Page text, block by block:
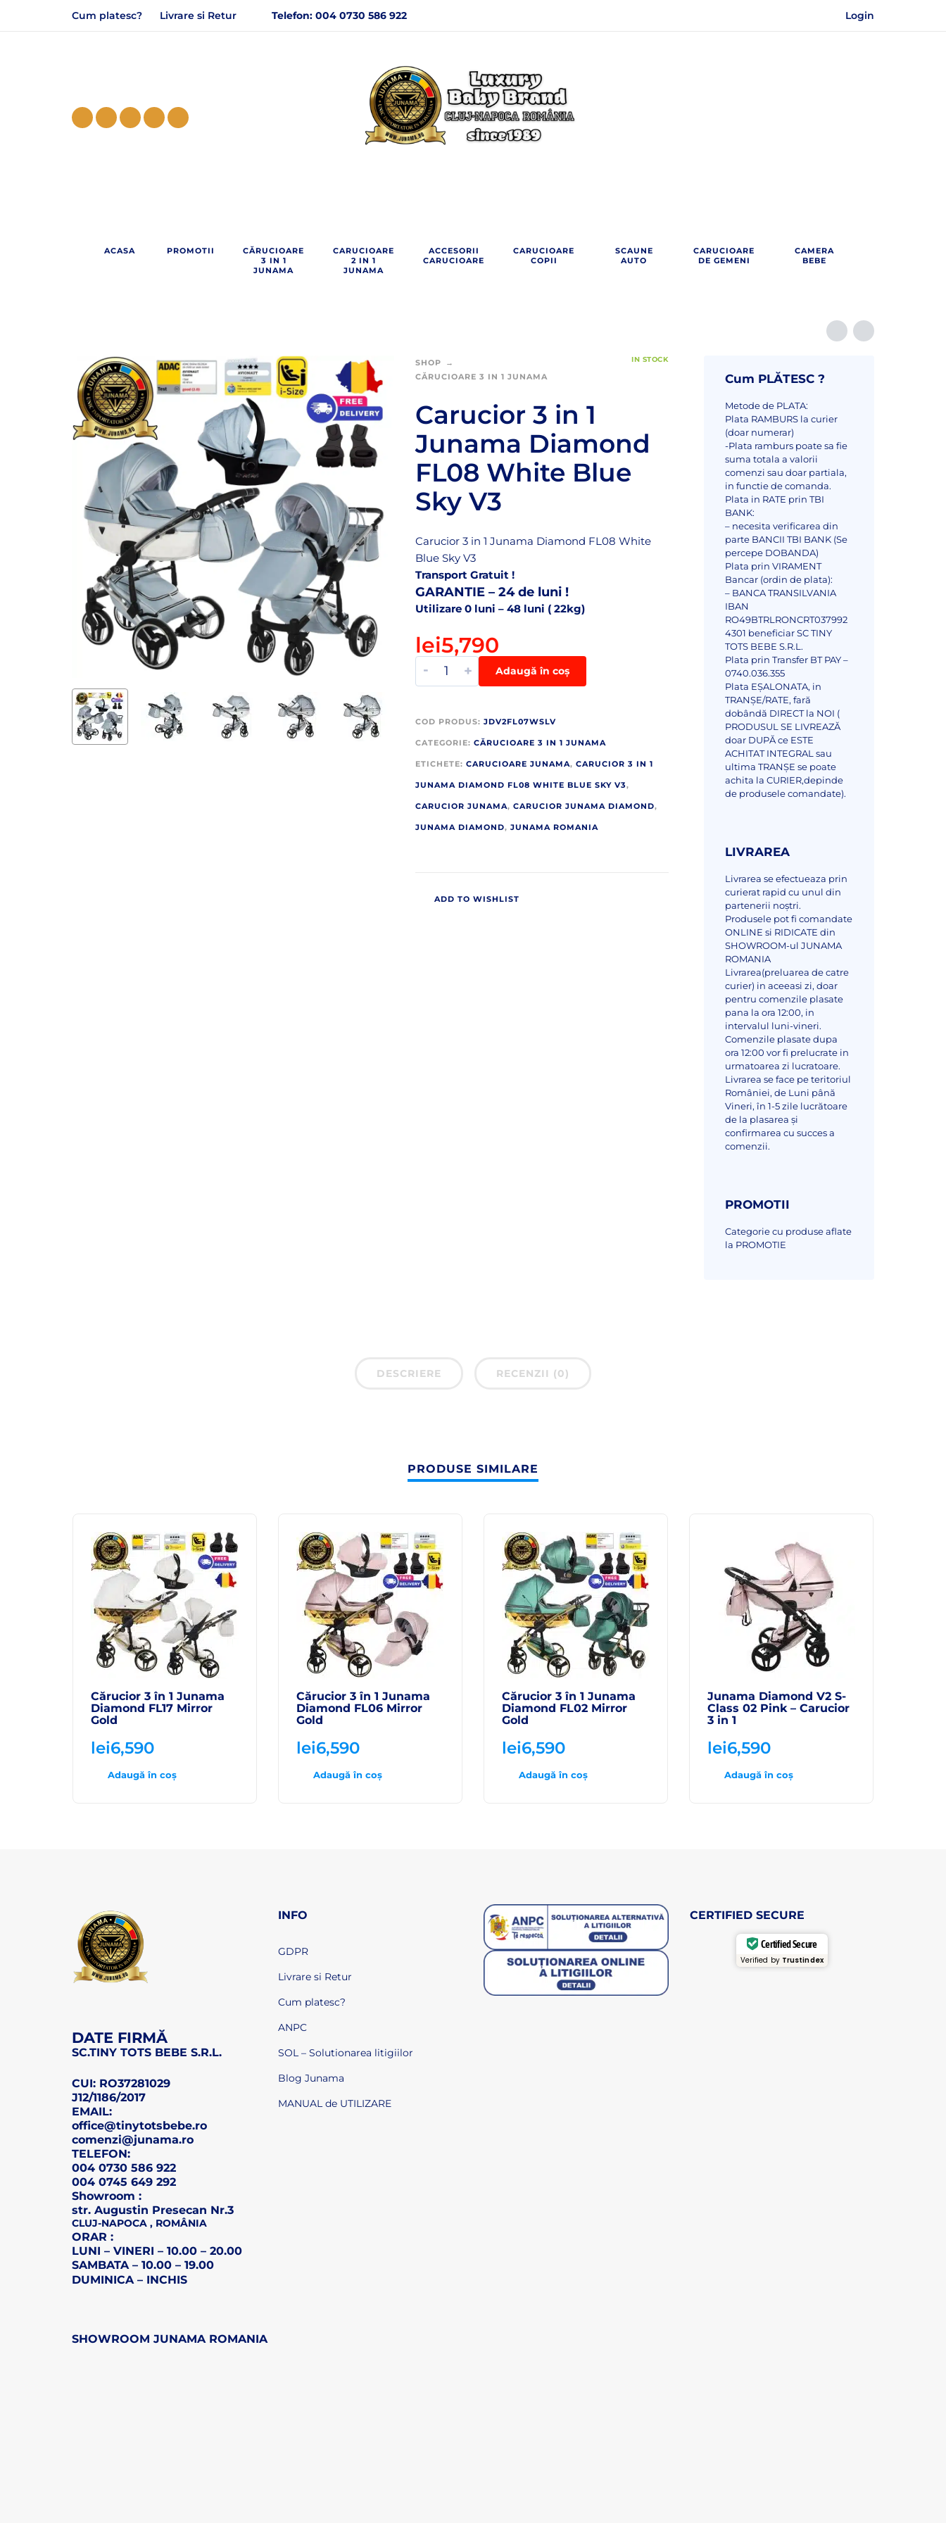
Cum platesc? Livrare si Retur Telefon: 004 0730 586 922 Login
ACASA PROMOTII
CĂRUCIOARE
3 IN 1
JUNAMA
CARUCIOARE
2 IN 1
JUNAMA
ACCESORII
CARUCIOARE
CARUCIOARE
COPII
SCAUNE
AUTO
CARUCIOARE
DE GEMENI
CAMERA
BEBE
SHOP
CĂRUCIOARE 3 IN 1 JUNAMA
IN STOCK
Carucior 3 in 1
Junama Diamond
FL08 White Blue
Sky V3
Carucior 3 in 1 Junama Diamond FL08 White
Blue Sky V3
Transport Gratuit !
GARANTIE – 24 de luni !
Utilizare 0 luni – 48 luni ( 22kg)
lei5,790
- + Adaugă în coș
COD PRODUS: JDV2FL07WSLV
CATEGORIE: CĂRUCIOARE 3 IN 1 JUNAMA
ETICHETE: CARUCIOARE JUNAMA, CARUCIOR 3 IN 1
JUNAMA DIAMOND FL08 WHITE BLUE SKY V3,
CARUCIOR JUNAMA, CARUCIOR JUNAMA DIAMOND,
JUNAMA DIAMOND, JUNAMA ROMANIA
ADD TO WISHLIST
Cum PLĂTESC ?
Metode de PLATA:
Plata RAMBURS la curier
(doar numerar)
-Plata ramburs poate sa fie
suma totala a valorii
comenzi sau doar partiala,
in functie de comanda.
Plata in RATE prin TBI
BANK:
– necesita verificarea din
parte BANCII TBI BANK (Se
percepe DOBANDA)
Plata prin VIRAMENT
Bancar (ordin de plata):
– BANCA TRANSILVANIA
IBAN
RO49BTRLRONCRT037992
4301 beneficiar SC TINY
TOTS BEBE S.R.L.
Plata prin Transfer BT PAY –
0740.036.355
Plata EȘALONATA, in
TRANȘE/RATE, fară
dobândă DIRECT la NOI (
PRODUSUL SE LIVREAZĂ
doar DUPĂ ce ESTE
ACHITAT INTEGRAL sau
ultima TRANȘE se poate
achita la CURIER,depinde
de produsele comandate).
LIVRAREA
Livrarea se efectueaza prin
curierat rapid cu unul din
partenerii noștri.
Produsele pot fi comandate
ONLINE si RIDICATE din
SHOWROOM-ul JUNAMA
ROMANIA
Livrarea(preluarea de catre
curier) in aceeasi zi, doar
pentru comenzile plasate
pana la ora 12:00, in
intervalul luni-vineri.
Comenzile plasate dupa
ora 12:00 vor fi prelucrate in
urmatoarea zi lucratoare.
Livrarea se face pe teritoriul
României, de Luni până
Vineri, în 1-5 zile lucrătoare
de la plasarea și
confirmarea cu succes a
comenzii.
PROMOTII
Categorie cu produse aflate
la PROMOTIE
DESCRIERE RECENZII (0)
PRODUSE SIMILARE
Cărucior 3 în 1 Junama
Diamond FL17 Mirror
Gold
lei6,590
Adaugă în coș
Cărucior 3 în 1 Junama
Diamond FL06 Mirror
Gold
lei6,590
Adaugă în coș
Cărucior 3 în 1 Junama
Diamond FL02 Mirror
Gold
lei6,590
Adaugă în coș
Junama Diamond V2 S-
Class 02 Pink – Carucior
3 in 1
lei6,590
Adaugă în coș
DATE FIRMĂ
SC.TINY TOTS BEBE S.R.L.
CUI: RO37281029
J12/1186/2017
EMAIL:
office@tinytotsbebe.ro
comenzi@junama.ro
TELEFON:
004 0730 586 922
004 0745 649 292
Showroom :
str. Augustin Presecan Nr.3
CLUJ-NAPOCA , ROMÂNIA
ORAR :
LUNI – VINERI – 10.00 – 20.00
SAMBATA – 10.00 – 19.00
DUMINICA – INCHIS
INFO
GDPR
Livrare si Retur
Cum platesc?
ANPC
SOL – Solutionarea litigiilor
Blog Junama
MANUAL de UTILIZARE
CERTIFIED SECURE
Certified Secure
Verified by Trustindex
SHOWROOM JUNAMA ROMANIA